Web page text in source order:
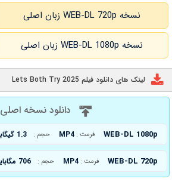
نسخه WEB-DL 720p زبان اصلی
نسخه WEB-DL 1080p زبان اصلی
لینک های دانلود فیلم Lets Both Try 2025
دانلود نسخه اصلی
WEB-DL 1080p فرمت : MP4 حجم : 1.3 گیگابایت
WEB-DL 720p فرمت : MP4 حجم : 706 مگابایت